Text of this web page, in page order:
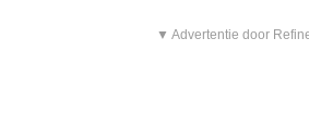
▼ Advertentie door